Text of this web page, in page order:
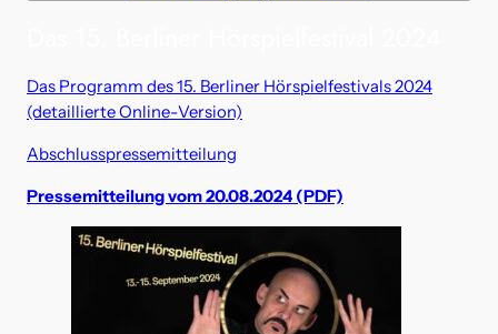
Das Programm des 15. Berliner Hörspielfestivals 2024
(detaillierte Online-Version)
Abschlusspressemitteilung
Pressemitteilung vom 20.08.2024 (PDF)